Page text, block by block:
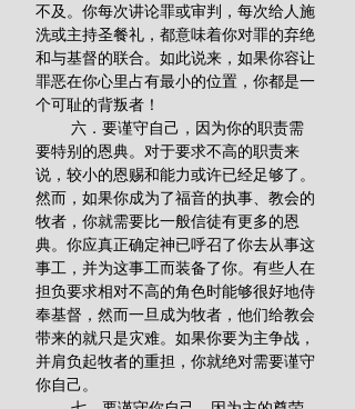
不及。你每次讲论罪或审判，每次给人施
洗或主持圣餐礼，都意味着你对罪的弃绝
和与基督的联合。如此说来，如果你容让
罪恶在你心里占有最小的位置，你都是一
个可耻的背叛者！
要特别的恩典。对于要求不高的职责来
说，较小的恩赐和能力或许已经足够了。
然而，如果你成为了福音的执事、教会的
牧者，你就需要比一般信徒有更多的恩
典。你应真正确定神已呼召了你去从事这
事工，并为这事工而装备了你。有些人在
担负要求相对不高的角色时能够很好地侍
奉基督，然而一旦成为牧者，他们给教会
带来的就只是灾难。如果你要为主争战，
并肩负起牧者的重担，你就绝对需要谨守
你自己。